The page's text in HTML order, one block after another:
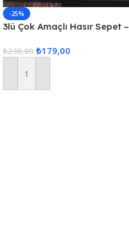
-25%
3lü Çok Amaçlı Hasır Sepet –
₺238,80 ₺179,00
Sepete Ekle